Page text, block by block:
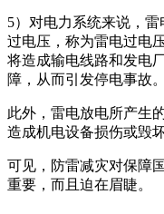
5）对电力系统来说，
过电压，称为雷电过电
将造成输电线路和发电
障，从而引发停电事故。
此外，雷电放电所产生
造成机电设备损伤或毁坏
可见，防雷减灾对保障
重要，而且迫在眉睫。